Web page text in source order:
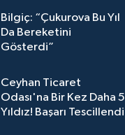
Bilgiç: “Çukurova Bu Yıl
Da Bereketini
Gösterdi”
Ceyhan Ticaret
Odası'na Bir Kez Daha 5
Yıldız! Başarı Tescillendi